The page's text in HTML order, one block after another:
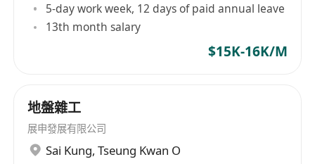
5-day work week, 12 days of paid annual leave
13th month salary
$15K-16K/M
地盤雜工
展申發展有限公司
Sai Kung, Tseung Kwan O